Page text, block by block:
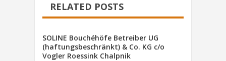
RELATED POSTS
SOLINE Bouchéhöfe Betreiber UG
(haftungsbeschränkt) & Co. KG c/o
Vogler Roessink Chalpnik